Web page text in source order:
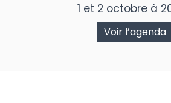
1 et 2 octobre à
Voir l’agenda